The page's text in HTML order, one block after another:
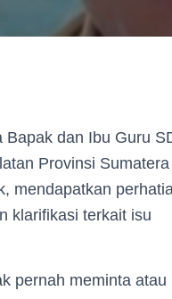
dan Ibu Guru
Provinsi Sumatera
mendapatkan
klarifikasi terkait isu
pernah meminta atau